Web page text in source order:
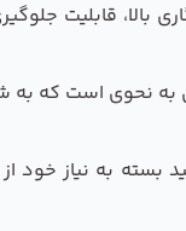
قابلیت
نحوی است که به
بسته به نیاز خود